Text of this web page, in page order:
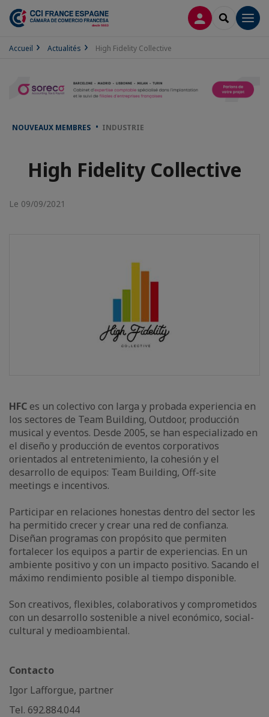
CONNEXION
Accueil Actualités High Fidelity Collective
NOUVEAUX MEMBRES INDUSTRIE
High Fidelity Collective
Le 09/09/2021
HFC es un colectivo con larga y probada experiencia en
los sectores de Team Building, Outdoor, producción
musical y eventos. Desde 2005, se han especializado en
el diseño y producción de eventos corporativos
orientados al entretenimiento, la cohesión y el
desarrollo de equipos: Team Building, Off-site
meetings e incentivos.
Participar en relaciones honestas dentro del sector les
ha permitido crecer y crear una red de confianza.
Diseñan programas con propósito que permiten
fortalecer los equipos a partir de experiencias. En un
ambiente positivo y con un impacto positivo. Sacando el
máximo rendimiento posible al tiempo disponible.
Son creativos, flexibles, colaborativos y comprometidos
con un desarrollo sostenible a nivel económico, social-
cultural y medioambiental.
Contacto
Igor Lafforgue, partner
Tel. 692.884.044